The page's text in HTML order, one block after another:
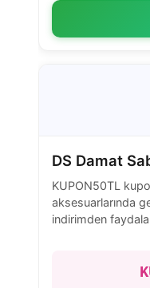
DS Damat
KUPON50TL
aksesuarlarında
indirimden